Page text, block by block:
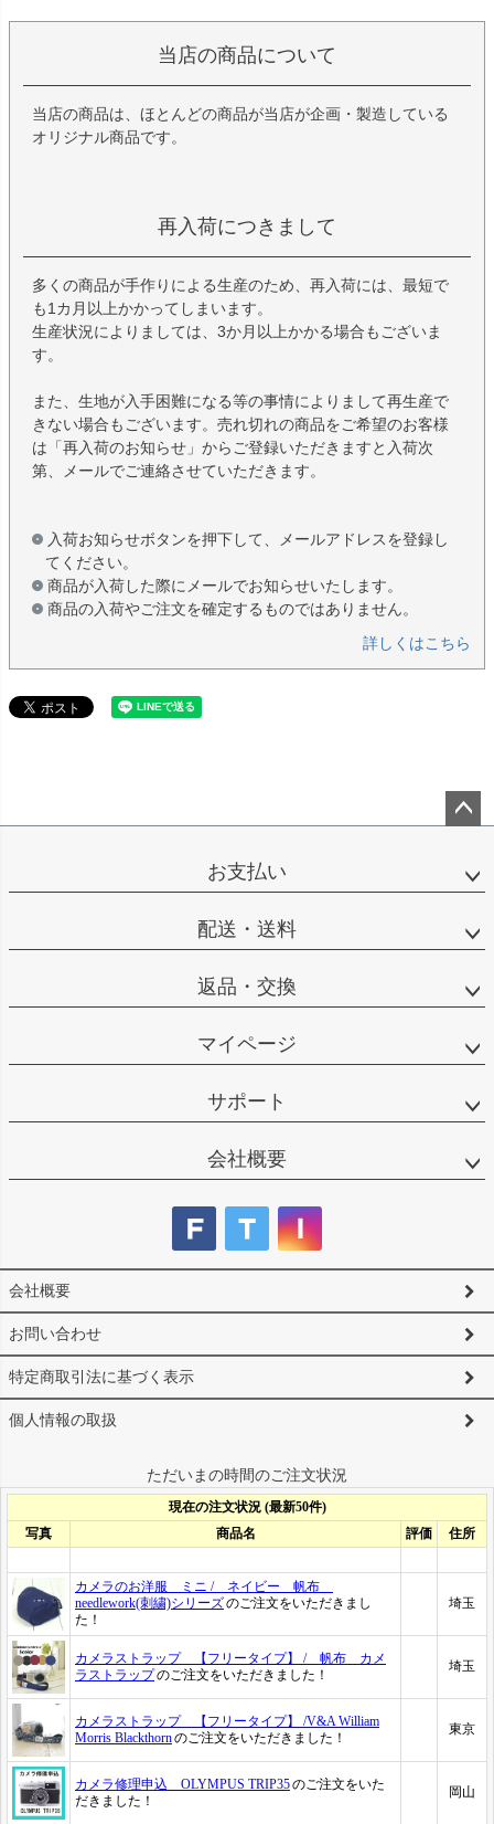
当店の商品について
当店の商品は、ほとんどの商品が当店が企画・製造している
オリジナル商品です。
再入荷につきまして
多くの商品が手作りによる生産のため、再入荷には、最短で
も1カ月以上かかってしまいます。
生産状況によりましては、3か月以上かかる場合もございま
す。
また、生地が入手困難になる等の事情によりまして再生産で
きない場合もございます。売れ切れの商品をご希望のお客様
は「再入荷のお知らせ」からご登録いただきますと入荷次
第、メールでご連絡させていただきます。
入荷お知らせボタンを押下して、メールアドレスを登録し
てください。
商品が入荷した際にメールでお知らせいたします。
商品の入荷やご注文を確定するものではありません。
詳しくはこちら
ップ
お支払い
配送・送料
返品・交換
マイページ
サポート
会社概要
会社概要
お問い合わせ
特定商取引法に基づく表示
個人情報の取扱
ただいまの時間のご注文状況